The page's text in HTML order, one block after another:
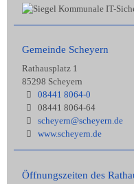
Gemeinde Scheyern
Rathausplatz 1
85298 Scheyern
08441 8064-0
08441 8064-64
scheyern@scheyern.de
www.scheyern.de
Öffnungszeiten des